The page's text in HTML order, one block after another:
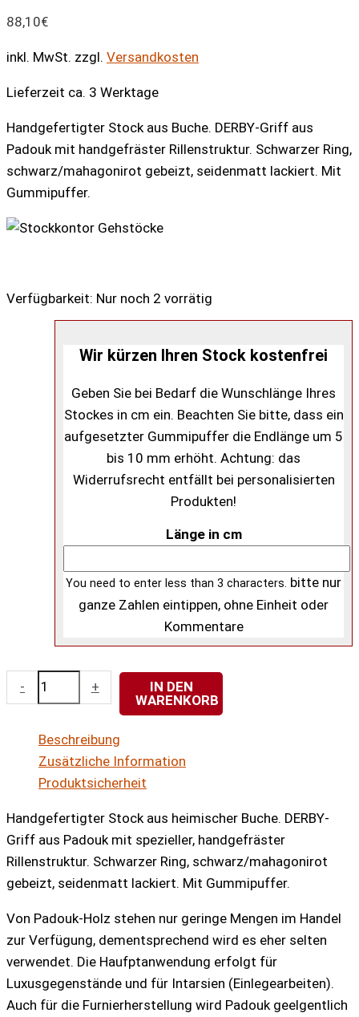
88,10€
inkl. MwSt. zzgl. Versandkosten
Lieferzeit ca. 3 Werktage
Handgefertigter Stock aus Buche. DERBY-Griff aus
Padouk mit handgefräster Rillenstruktur. Schwarzer Ring,
schwarz/mahagonirot gebeizt, seidenmatt lackiert. Mit
Gummipuffer.
Verfügbarkeit: Nur noch 2 vorrätig
Wir kürzen Ihren Stock kostenfrei
Geben Sie bei Bedarf die Wunschlänge Ihres
Stockes in cm ein. Beachten Sie bitte, dass ein
aufgesetzter Gummipuffer die Endlänge um 5
bis 10 mm erhöht. Achtung: das
Widerrufsrecht entfällt bei personalisierten
Produkten!
Länge in cm
You need to enter less than 3 characters. bitte nur
ganze Zahlen eintippen, ohne Einheit oder
Kommentare
-
Derby
Padouk-
Holz
Menge
+
IN DEN
WARENKORB
Beschreibung
Zusätzliche Information
Produktsicherheit
Handgefertigter Stock aus heimischer Buche. DERBY-
Griff aus Padouk mit spezieller, handgefräster
Rillenstruktur. Schwarzer Ring, schwarz/mahagonirot
gebeizt, seidenmatt lackiert. Mit Gummipuffer.
Von Padouk-Holz stehen nur geringe Mengen im Handel
zur Verfügung, dementsprechend wird es eher selten
verwendet. Die Haufptanwendung erfolgt für
Luxusgegenstände und für Intarsien (Einlegearbeiten).
Auch für die Furnierherstellung wird Padouk geelgentlich